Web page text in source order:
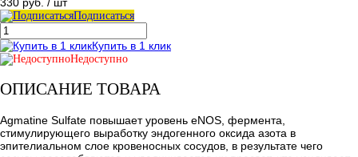
Подписаться
Купить в 1 клик
Недоступно
ОПИСАНИЕ ТОВАРА
Agmatine Sulfate повышает уровень eNOS, фермента,
стимулирующего выработку эндогенного оксида азота в
эпителиальном слое кровеносных сосудов, в результате чего